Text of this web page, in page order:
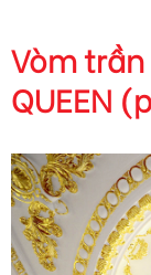
Vòm
QUEEN